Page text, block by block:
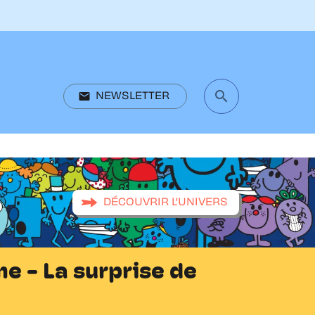
email NEWSLETTER search
search
DÉCOUVRIR L'UNIVERS
- La surprise de